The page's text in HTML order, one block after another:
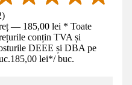
)
— 185,00 lei * Toate
conțin TVA și
DEEE și DBA pe
185,00 lei*/ buc.